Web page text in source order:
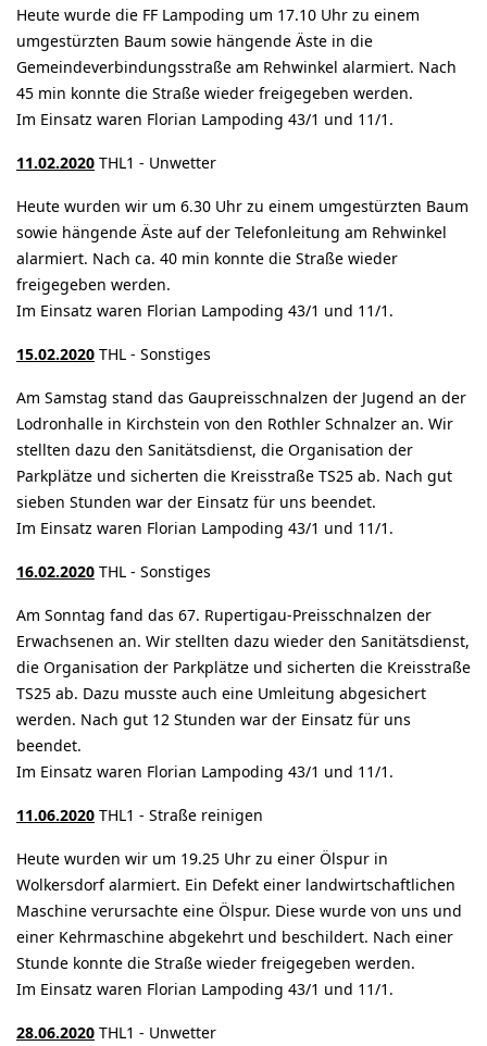
Heute wurde die FF Lampoding um 17.10 Uhr zu einem
umgestürzten Baum sowie hängende Äste in die
Gemeindeverbindungsstraße am Rehwinkel alarmiert. Nach
45 min konnte die Straße wieder freigegeben werden.
Im Einsatz waren Florian Lampoding 43/1 und 11/1.
11.02.2020 THL1 - Unwetter
Heute wurden wir um 6.30 Uhr zu einem umgestürzten Baum
sowie hängende Äste auf der Telefonleitung am Rehwinkel
alarmiert. Nach ca. 40 min konnte die Straße wieder
freigegeben werden.
Im Einsatz waren Florian Lampoding 43/1 und 11/1.
15.02.2020 THL - Sonstiges
Am Samstag stand das Gaupreisschnalzen der Jugend an der
Lodronhalle in Kirchstein von den Rothler Schnalzer an. Wir
stellten dazu den Sanitätsdienst, die Organisation der
Parkplätze und sicherten die Kreisstraße TS25 ab. Nach gut
sieben Stunden war der Einsatz für uns beendet.
Im Einsatz waren Florian Lampoding 43/1 und 11/1.
16.02.2020 THL - Sonstiges
Am Sonntag fand das 67. Rupertigau-Preisschnalzen der
Erwachsenen an. Wir stellten dazu wieder den Sanitätsdienst,
die Organisation der Parkplätze und sicherten die Kreisstraße
TS25 ab. Dazu musste auch eine Umleitung abgesichert
werden. Nach gut 12 Stunden war der Einsatz für uns
beendet.
Im Einsatz waren Florian Lampoding 43/1 und 11/1.
11.06.2020 THL1 - Straße reinigen
Heute wurden wir um 19.25 Uhr zu einer Ölspur in
Wolkersdorf alarmiert. Ein Defekt einer landwirtschaftlichen
Maschine verursachte eine Ölspur. Diese wurde von uns und
einer Kehrmaschine abgekehrt und beschildert. Nach einer
Stunde konnte die Straße wieder freigegeben werden.
Im Einsatz waren Florian Lampoding 43/1 und 11/1.
28.06.2020 THL1 - Unwetter